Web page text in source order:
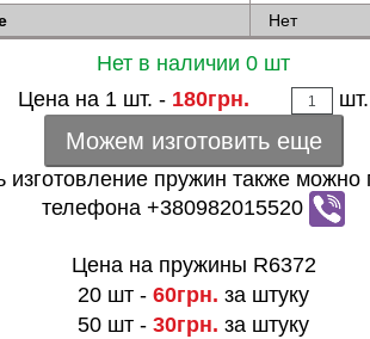
Нет
Нет в наличии 0 шт
Цена на 1 шт. - 180грн. шт.
Можем изготовить еще
изготовление пружин также можно
телефона +380982015520
Цена на пружины R6372
20 шт -60грн. за штуку
50 шт -30грн. за штуку